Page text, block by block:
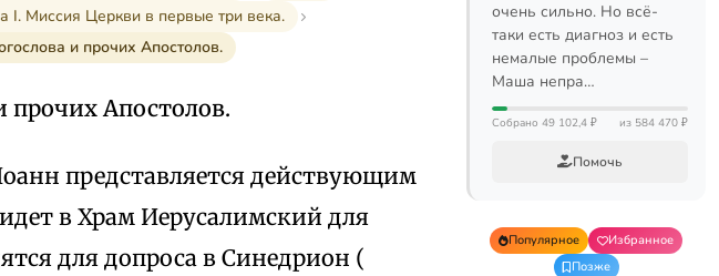
I. Миссия Церкви в первые три века.
и прочих Апостолов.
прочих Апостолов.
представляется действующим
в Храм Иерусалимский для
для допроса в Синедрион (
очень сильно. Но всё-
таки есть диагноз и есть
немалые проблемы –
Маша непра…
Собрано 49 102,4 ₽ из 584 470 ₽
Помочь
Популярное
Избранное
Позже